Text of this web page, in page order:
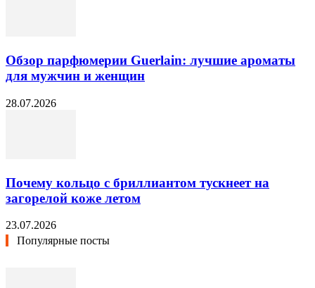
Обзор парфюмерии Guerlain: лучшие ароматы
для мужчин и женщин
28.07.2026
Почему кольцо с бриллиантом тускнеет на
загорелой коже летом
23.07.2026
Популярные посты